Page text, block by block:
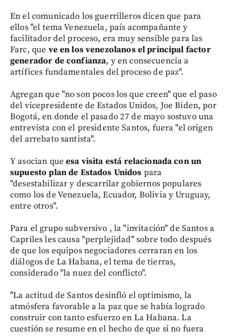
En el comunicado los guerrilleros dicen que para
ellos "el tema Venezuela, país acompañante y
facilitador del proceso, era muy sensible para las
Farc, que ve en los venezolanos el principal factor
generador de confianza, y en consecuencia a
artífices fundamentales del proceso de paz".
Agregan que "no son pocos los que creen" que el paso
del vicepresidente de Estados Unidos, Joe Biden, por
Bogotá, en donde el pasado 27 de mayo sostuvo una
entrevista con el presidente Santos, fuera "el origen
del arrebato santista".
Y asocian queesa visita está relacionada con un
supuesto plan de Estados Unidos para
"desestabilizar y descarrilar gobiernos populares
como los de Venezuela, Ecuador, Bolivia y Uruguay,
entre otros".
Para el grupo subversivo , la "invitación" de Santos a
Capriles les causa "perplejidad" sobre todo después
de que los equipos negociadores cerraran en los
diálogos de La Habana, el tema de tierras,
considerado "la nuez del conflicto".
"La actitud de Santos desinfló el optimismo, la
atmósfera favorable a la paz que se había logrado
construir con tanto esfuerzo en La Habana. La
cuestión se resume en el hecho de que si no fuera